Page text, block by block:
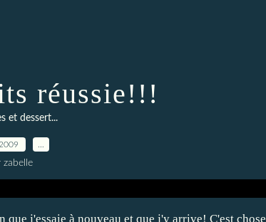
réussie!!!
et dessert...
zabelle
j'essaie à nouveau et que j'y arrive! C'est chose